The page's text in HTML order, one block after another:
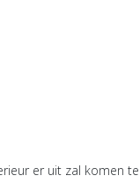
er uit zal komen